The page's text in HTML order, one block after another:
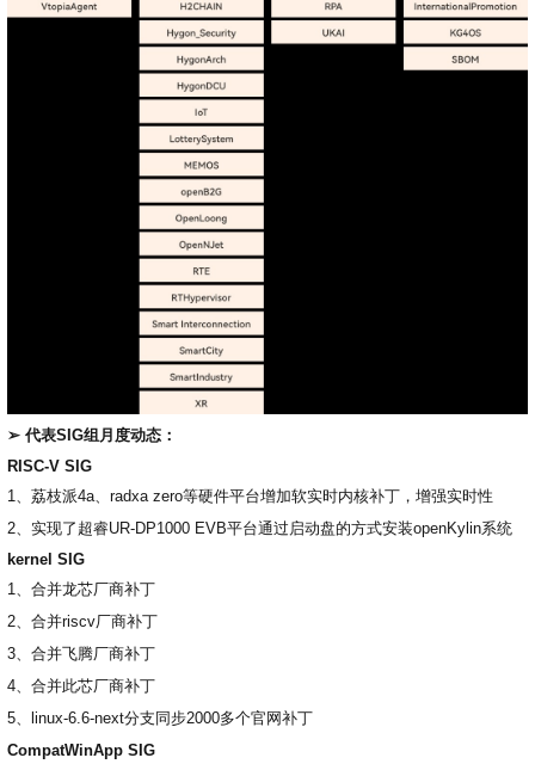
➢ 代表SIG组月度动态：
RISC-V SIG
1、荔枝派4a、radxa zero等硬件平台增加软实时内核补丁，增强实时性
2、实现了超睿UR-DP1000 EVB平台通过启动盘的方式安装openKylin系统
kernel SIG
1、合并龙芯厂商补丁
2、合并riscv厂商补丁
3、合并飞腾厂商补丁
4、合并此芯厂商补丁
5、linux-6.6-next分支同步2000多个官网补丁
CompatWinApp SIG